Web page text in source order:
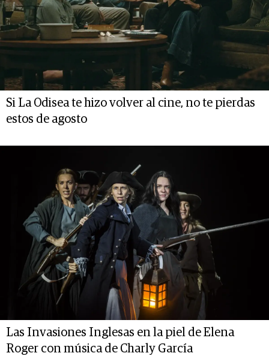
Si La Odisea te hizo volver al cine, no te pierdas
estos de agosto
Las Invasiones Inglesas en la piel de Elena
Roger con música de Charly García